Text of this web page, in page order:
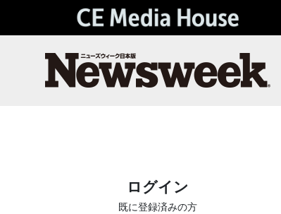
ログイン
既に登録済みの方